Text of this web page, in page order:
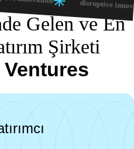
Gelen ve En
Şirketi